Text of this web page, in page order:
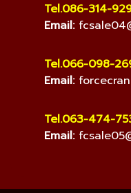
Tel.086-314-
Email:
Tel.066-098-
Email:
Tel.063-474-
Email: